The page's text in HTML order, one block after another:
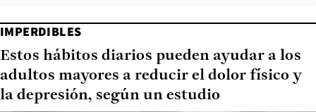
IMPERDIBLES
Estos hábitos diarios pueden ayudar a los
adultos mayores a reducir el dolor físico y
la depresión, según un estudio